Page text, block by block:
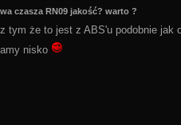
czasza RN09 jakość? warto ?
tym że to jest z ABS'u podobnie jak
nisko